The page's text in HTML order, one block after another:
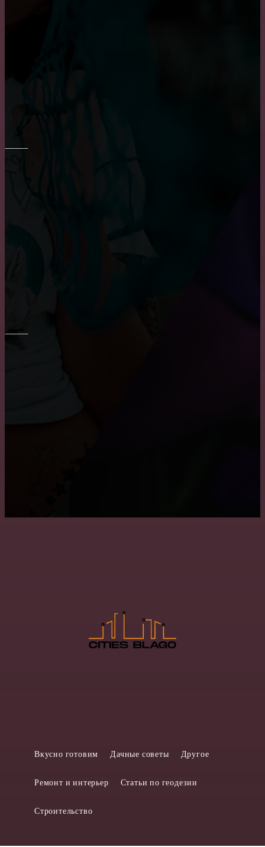
Вкусно готовим Дачные советы Другое
Ремонт и интерьер Статьи по геодезии
Строительство